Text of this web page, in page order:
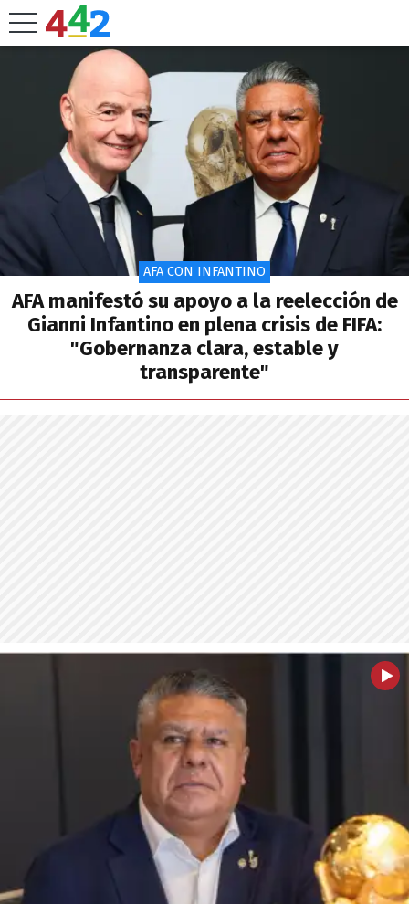
AFA CON INFANTINO
AFA manifestó su apoyo a la reelección de
Gianni Infantino en plena crisis de FIFA:
"Gobernanza clara, estable y
transparente"